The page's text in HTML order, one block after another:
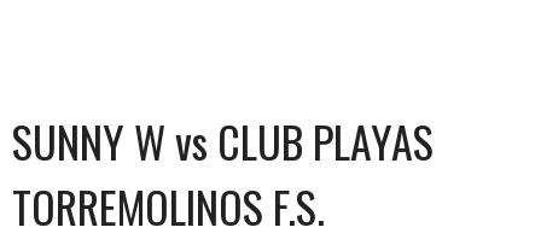
SUNNY W vs CLUB PLAYAS
TORREMOLINOS F.S.